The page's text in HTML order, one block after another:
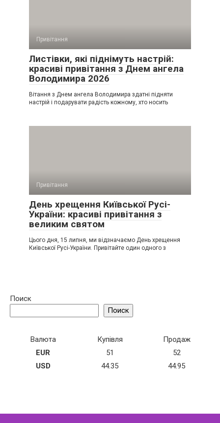
Привітання
Листівки, які піднімуть настрій:
красиві привітання з Днем ангела
Володимира 2026
Вітання з Днем ангела Володимира здатні підняти
настрій і подарувати радість кожному, хто носить
Привітання
День хрещення Київської Русі-
України: красиві привітання з
великим святом
Цього дня, 15 липня, ми відзначаємо День хрещення
Київської Русі-України. Привітайте один одного з
Поиск
Поиск
Валюта Купівля
Продаж
EUR
51
52
USD
44.35 44.95